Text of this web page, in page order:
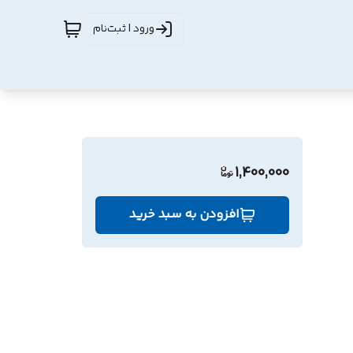
ورود | ثبت‌نام
1,400,000
افزودن به سبد خرید